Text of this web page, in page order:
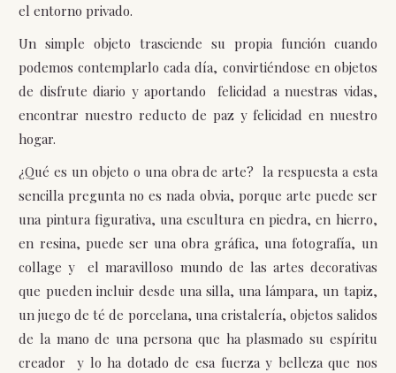
el entorno privado.
Un simple objeto trasciende su propia función cuando
podemos contemplarlo cada día, convirtiéndose en objetos
de disfrute diario y aportando felicidad a nuestras vidas,
encontrar nuestro reducto de paz y felicidad en nuestro
hogar.
¿Qué es un objeto o una obra de arte? la respuesta a esta
sencilla pregunta no es nada obvia, porque arte puede ser
una pintura figurativa, una escultura en piedra, en hierro,
en resina, puede ser una obra gráfica, una fotografía, un
collage y el maravilloso mundo de las artes decorativas
que pueden incluir desde una silla, una lámpara, un tapiz,
un juego de té de porcelana, una cristalería, objetos salidos
de la mano de una persona que ha plasmado su espíritu
creador y lo ha dotado de esa fuerza y belleza que nos